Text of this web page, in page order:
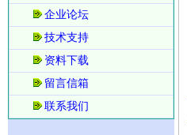
企业论坛
技术支持
资料下载
留言信箱
联系我们